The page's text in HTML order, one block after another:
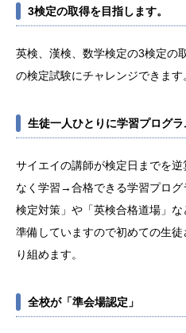
3検定の取得を目指します。
英検、漢検、数学検定の3検定の
の検定試験にチャレンジできます
生徒一人ひとりに学習プログ
サイエイの講師が検定日までを
なく学習→合格できる学習プロ
検定対策」や「英検合格道場」
準備していますので初めての生
り組めます。
全校が「準会場認定」